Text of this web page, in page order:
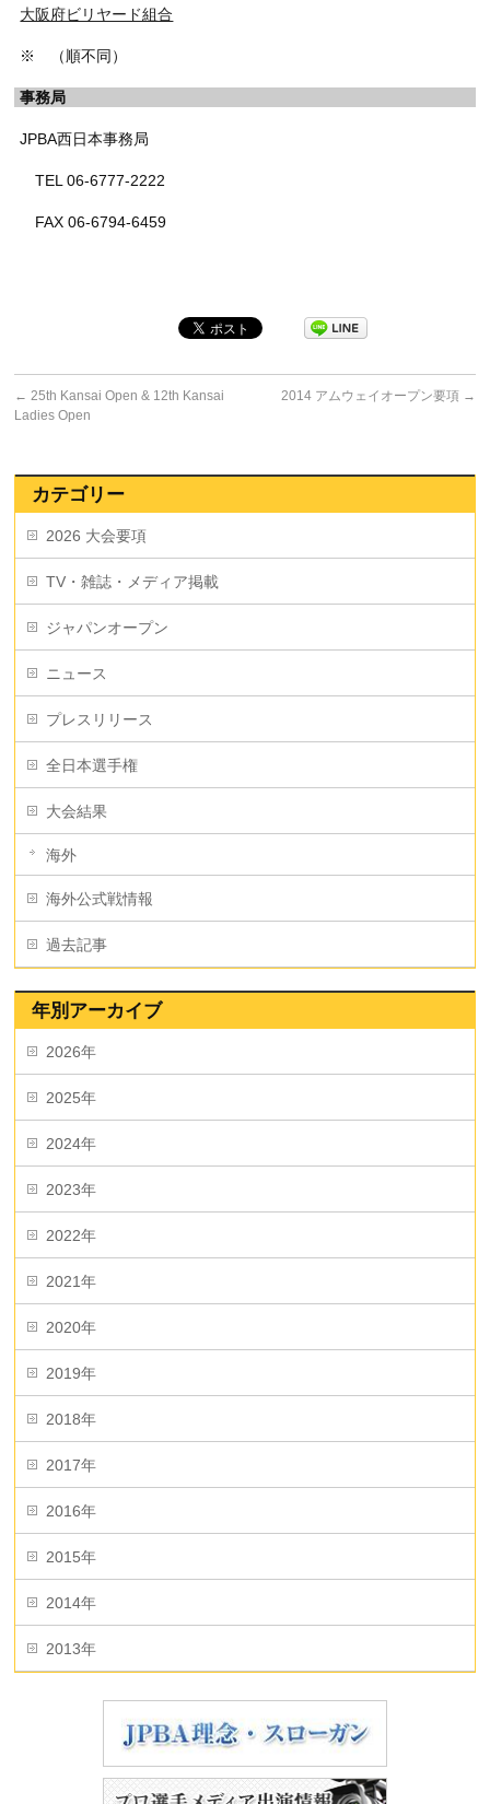
大阪府ビリヤード組合
※ （順不同）
事務局
JPBA西日本事務局
TEL 06-6777-2222
FAX 06-6794-6459
← 25th Kansai Open & 12th Kansai
Ladies Open
2014 アムウェイオープン要項 →
カテゴリー
2026 大会要項
TV・雑誌・メディア掲載
ジャパンオープン
ニュース
プレスリリース
全日本選手権
大会結果
海外
海外公式戦情報
過去記事
年別アーカイブ
2026年
2025年
2024年
2023年
2022年
2021年
2020年
2019年
2018年
2017年
2016年
2015年
2014年
2013年